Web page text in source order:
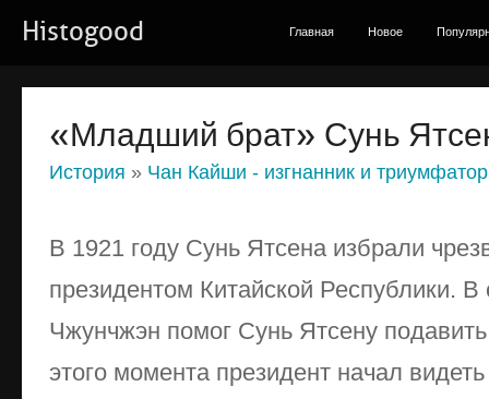
Histogood Главная Новое
«Младший брат» Сунь
История » Чан Кайши - изгнанник и триумфатор
В 1921 году Сунь Ятсена избрали
президентом Китайской Республики.
Чжунчжэн помог Сунь Ятсену
этого момента президент начал